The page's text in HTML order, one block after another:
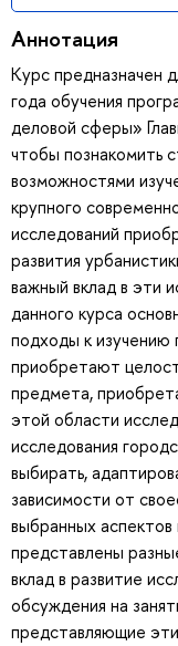
Аннотация
Курс предназначен
года обучения
деловой сферы»
чтобы познакомить
возможностями
крупного
исследований
развития
важный вклад в эти
данного курса
подходы к изучению
приобретают
предмета,
этой области
исследования
выбирать,
зависимости от
выбранных
представлены
вклад в развитие
обсуждения на
представляющие